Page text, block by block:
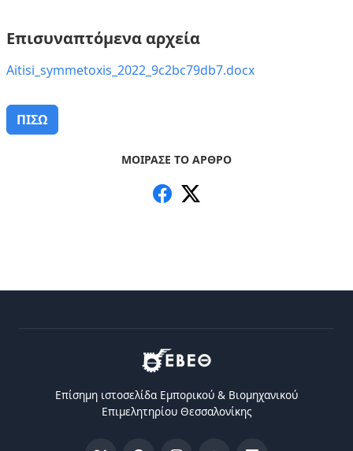
ΜΟΙΡΑΣΕ ΤΟ ΑΡΘΡΟ
Επισυναπτόμενα αρχεία
Aitisi_symmetoxis_2022_9c2bc79db7.docx
ΠΙΣΩ
Επίσημη ιστοσελίδα Eμπορικού & Bιομηχανικού
Eπιμελητηρίου Θεσσαλονίκης